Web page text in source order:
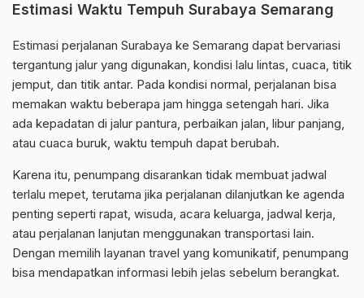
Estimasi Waktu Tempuh Surabaya Semarang
Estimasi perjalanan Surabaya ke Semarang dapat bervariasi
tergantung jalur yang digunakan, kondisi lalu lintas, cuaca, titik
jemput, dan titik antar. Pada kondisi normal, perjalanan bisa
memakan waktu beberapa jam hingga setengah hari. Jika
ada kepadatan di jalur pantura, perbaikan jalan, libur panjang,
atau cuaca buruk, waktu tempuh dapat berubah.
Karena itu, penumpang disarankan tidak membuat jadwal
terlalu mepet, terutama jika perjalanan dilanjutkan ke agenda
penting seperti rapat, wisuda, acara keluarga, jadwal kerja,
atau perjalanan lanjutan menggunakan transportasi lain.
Dengan memilih layanan travel yang komunikatif, penumpang
bisa mendapatkan informasi lebih jelas sebelum berangkat.